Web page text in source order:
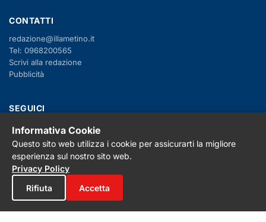
CONTATTI
redazione@illametino.it
Tel: 0968200565
Scrivi alla redazione
Pubblicità
SEGUICI
f X IG YT
Privacy Policy
Cookie Policy
Note legali
La Redazione
Informativa Cookie
Questo sito web utilizza i cookie per assicurarti la migliore
esperienza sul nostro sito web.
Privacy Policy
Rifiuta
Accetta